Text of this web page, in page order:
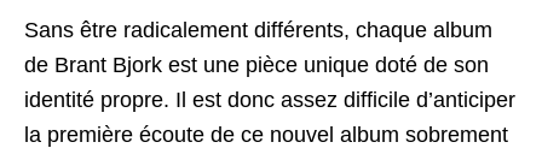
Sans être radicalement différents, chaque album
de Brant Bjork est une pièce unique doté de son
identité propre. Il est donc assez difficile d’anticiper
la première écoute de ce nouvel album sobrement